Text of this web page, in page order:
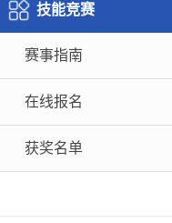
技能竞赛
赛事指南
在线报名
获奖名单